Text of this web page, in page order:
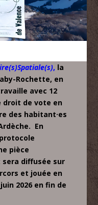
, la
Rochette, en
avec 12
droit de vote en
des habitant·es
En
pièce
diffusée sur
et jouée en
2026 en fin de